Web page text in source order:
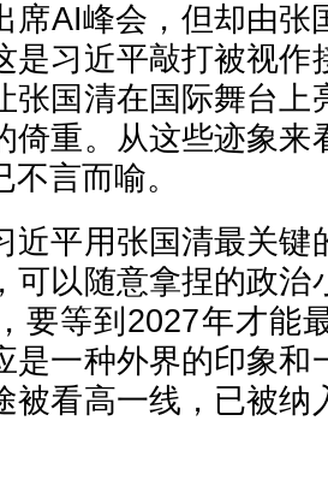
席AI峰会，但却由张
是习近平敲打被视作
张国清在国际舞台上
倚重。从这些迹象来
言而喻。
近平用张国清最关键
可以随意拿捏的政治
要等到2027年才能
是一种外界的印象和
被看高一线，已被纳